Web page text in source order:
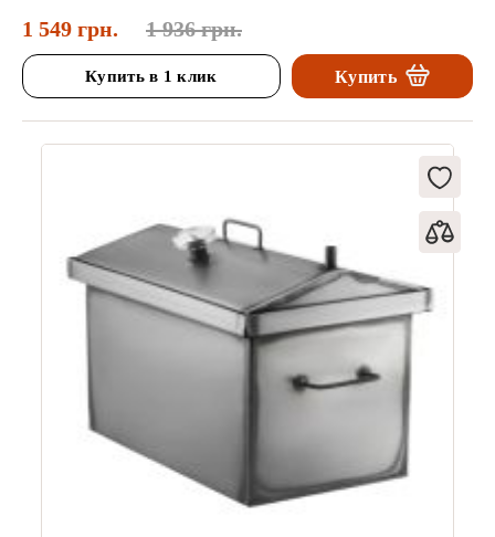
1 549 грн. 1 936 грн.
Купить в 1 клик Купить